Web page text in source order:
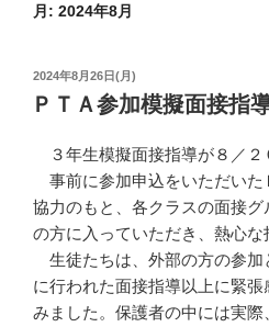
月: 2024年8月
投
稿
日:
2024年8月26日(月)
ＰＴＡ参加模擬面接指
３年生模擬面接指導が８／２
事前に参加申込をいただいた
協力のもと、各クラスの面接
の方に入っていただき、熱心な
生徒たちは、外部の方の参加
に行われた面接指導以上に緊
みました。保護者の中には実